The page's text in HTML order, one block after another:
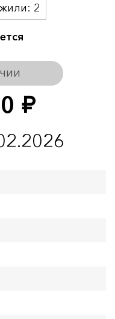
руб.
2